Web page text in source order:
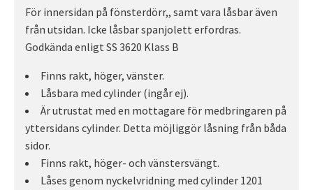
För innersidan på fönsterdörr,, samt vara låsbar även
från utsidan. Icke låsbar spanjolett erfordras.
Godkända enligt SS 3620 Klass B
Finns rakt, höger, vänster.
Låsbara med cylinder (ingår ej).
Är utrustat med en mottagare för medbringaren på
yttersidans cylinder. Detta möjliggör låsning från båda
sidor.
Finns rakt, höger- och vänstersvängt.
Låses genom nyckelvridning med cylinder 1201